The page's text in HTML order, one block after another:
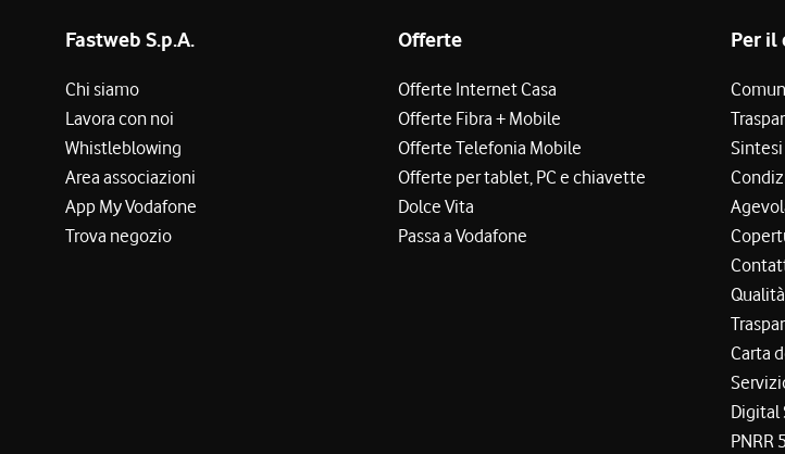
Fastweb S.p.A.
Chi siamo
Lavora con noi
Whistleblowing
Area associazioni
App My Vodafone
Trova negozio
Offerte
Offerte Internet Casa
Offerte Fibra + Mobile
Offerte Telefonia Mobile
Offerte per tablet, PC e chiavette
Dolce Vita
Passa a Vodafone
Per il
Carta
Digital
PNRR